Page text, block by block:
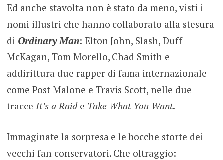
Ed anche stavolta non è stato da meno, visti i
nomi illustri che hanno collaborato alla stesura
di Ordinary Man: Elton John, Slash, Duff
McKagan, Tom Morello, Chad Smith e
addirittura due rapper di fama internazionale
come Post Malone e Travis Scott, nelle due
tracce It’s a Raid e Take What You Want.
Immaginate la sorpresa e le bocche storte dei
vecchi fan conservatori. Che oltraggio: